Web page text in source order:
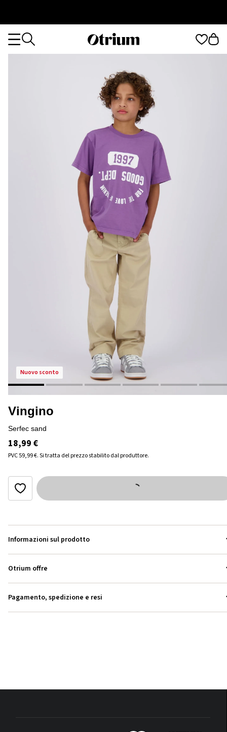
Otrium
nuovo sconto
Vingino
serfec sand
18,99 €
PVC59,99 €.Si tratta del prezzo stabilito dal produttore.
Informazioni sul prodotto
Otrium offre
Pagamento, spedizione e resi